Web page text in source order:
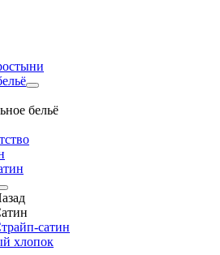
бельё
сатин
хлопок